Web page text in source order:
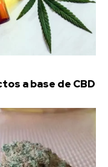
a base de CBD